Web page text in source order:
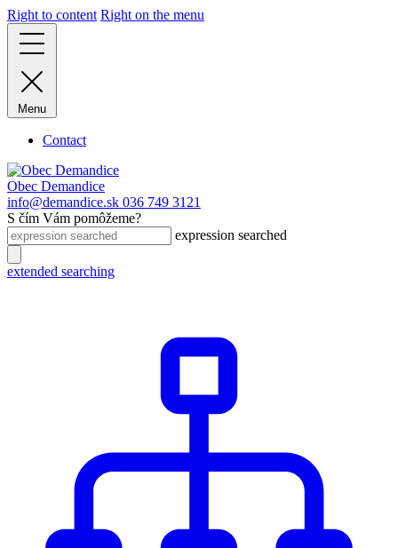
Right to content Right on the menu
Menu
Contact
Obec Demandice
info@demandice.sk 036 749 3121
S čím Vám pomôžeme?
expression searched
extended searching